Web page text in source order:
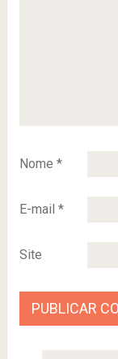
Nome *
E-mail *
Site